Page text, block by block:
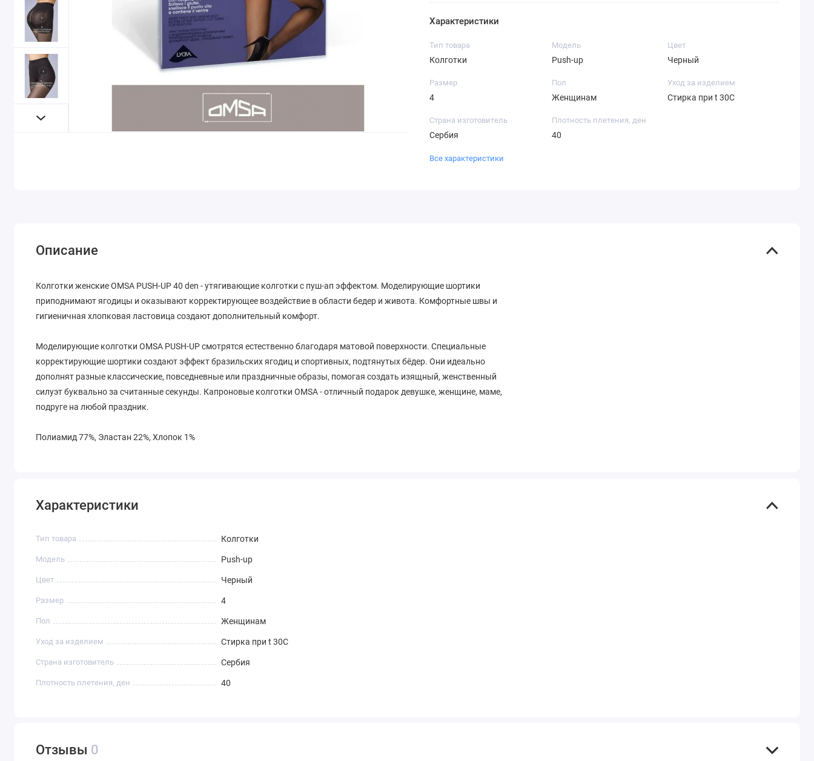
Характеристики
Тип товара
Колготки
Модель
Push-up
Цвет
Черный
Размер
4
Пол
Женщинам
Уход за изделием
Стирка при t 30С
Страна изготовитель
Сербия
Плотность плетения, ден
40
Все характеристики
Описание
Колготки женские OMSA PUSH-UP 40 den - утягивающие колготки с пуш-ап эффектом. Моделирующие шортики
приподнимают ягодицы и оказывают корректирующее воздействие в области бедер и живота. Комфортные швы и
гигиеничная хлопковая ластовица создают дополнительный комфорт.
Моделирующие колготки OMSA PUSH-UP смотрятся естественно благодаря матовой поверхности. Специальные
корректирующие шортики создают эффект бразильских ягодиц и спортивных, подтянутых бёдер. Они идеально
дополнят разные классические, повседневные или праздничные образы, помогая создать изящный, женственный
силуэт буквально за считанные секунды. Капроновые колготки OMSA - отличный подарок девушке, женщине, маме,
подруге на любой праздник.
Полиамид 77%, Эластан 22%, Хлопок 1%
Характеристики
Тип товара Колготки
Модель Push-up
Цвет Черный
Размер 4
Пол Женщинам
Уход за изделием Стирка при t 30С
Страна изготовитель Сербия
Плотность плетения, ден 40
Отзывы 0